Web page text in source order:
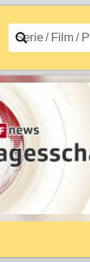
Filme A–Z